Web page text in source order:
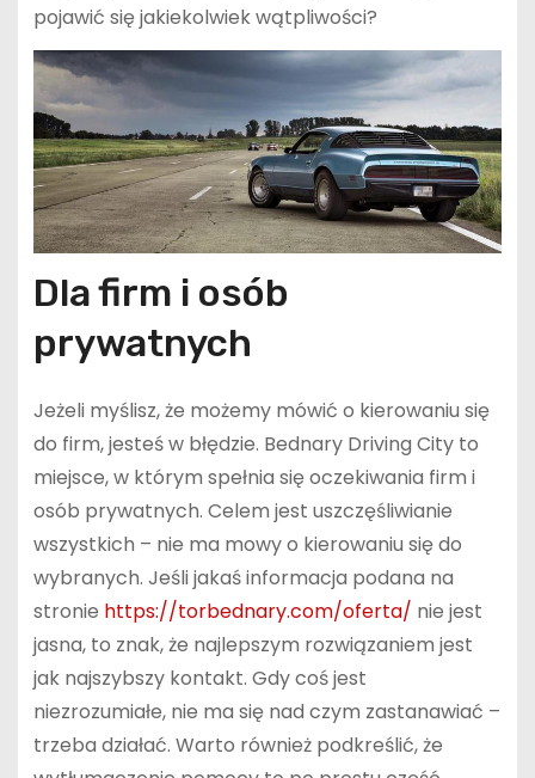
pojawić się jakiekolwiek wątpliwości?
Dla firm i osób
prywatnych
Jeżeli myślisz, że możemy mówić o kierowaniu się
do firm, jesteś w błędzie. Bednary Driving City to
miejsce, w którym spełnia się oczekiwania firm i
osób prywatnych. Celem jest uszczęśliwianie
wszystkich – nie ma mowy o kierowaniu się do
wybranych. Jeśli jakaś informacja podana na
stronie https://torbednary.com/oferta/ nie jest
jasna, to znak, że najlepszym rozwiązaniem jest
jak najszybszy kontakt. Gdy coś jest
niezrozumiałe, nie ma się nad czym zastanawiać –
trzeba działać. Warto również podkreślić, że